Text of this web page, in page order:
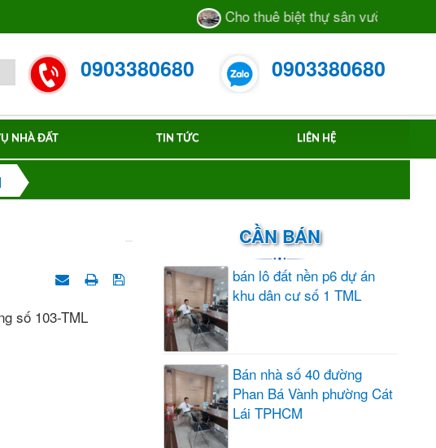
Cho thuê biệt thự sân vườn số 55/28
0903380680 0903380680
NHÀ ĐẤT TIN TỨC LIÊN HỆ
số 103-TML
CẦN BÁN
bán lô đất nền p6 dự án
khu dân cư số 1 TML
Bán nhà số 40 đường
Phan Bá Vành phường Cát
Lái TPHCM